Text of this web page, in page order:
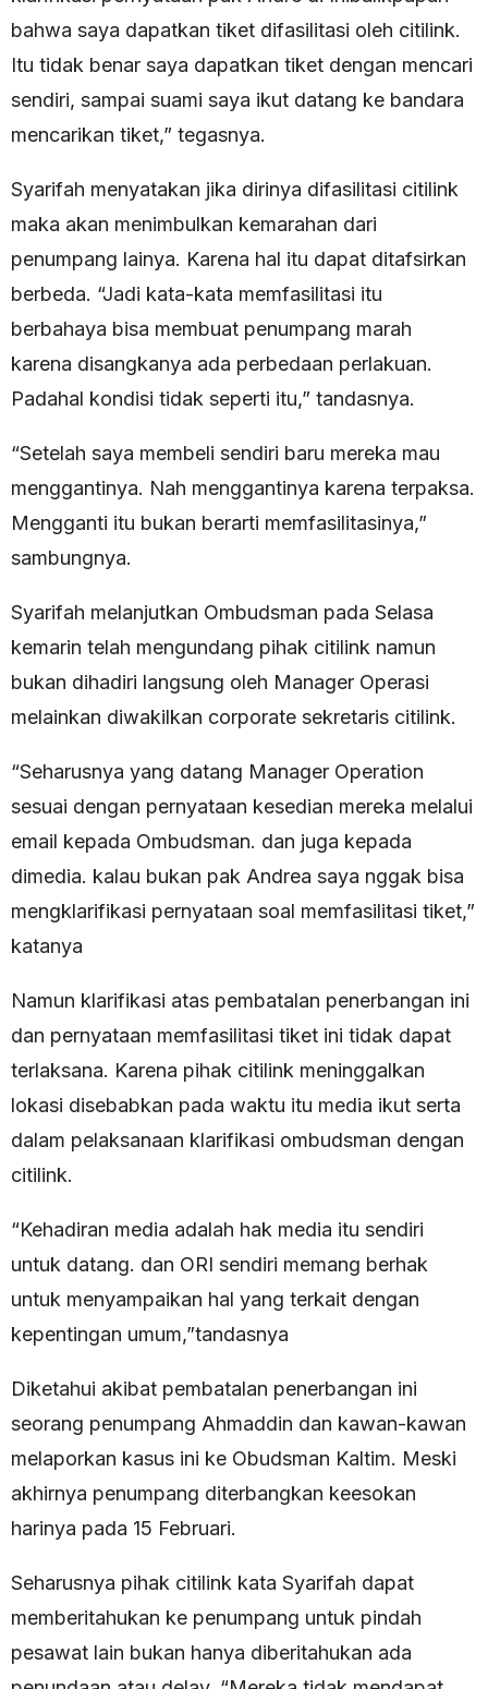
bahwa saya dapatkan tiket difasilitasi oleh citilink.
Itu tidak benar saya dapatkan tiket dengan mencari
sendiri, sampai suami saya ikut datang ke bandara
mencarikan tiket,” tegasnya.
Syarifah menyatakan jika dirinya difasilitasi citilink
maka akan menimbulkan kemarahan dari
penumpang lainya. Karena hal itu dapat ditafsirkan
berbeda. “Jadi kata-kata memfasilitasi itu
berbahaya bisa membuat penumpang marah
karena disangkanya ada perbedaan perlakuan.
Padahal kondisi tidak seperti itu,” tandasnya.
“Setelah saya membeli sendiri baru mereka mau
menggantinya. Nah menggantinya karena terpaksa.
Mengganti itu bukan berarti memfasilitasinya,”
sambungnya.
Syarifah melanjutkan Ombudsman pada Selasa
kemarin telah mengundang pihak citilink namun
bukan dihadiri langsung oleh Manager Operasi
melainkan diwakilkan corporate sekretaris citilink.
“Seharusnya yang datang Manager Operation
sesuai dengan pernyataan kesedian mereka melalui
email kepada Ombudsman. dan juga kepada
dimedia. kalau bukan pak Andrea saya nggak bisa
mengklarifikasi pernyataan soal memfasilitasi tiket,”
katanya
Namun klarifikasi atas pembatalan penerbangan ini
dan pernyataan memfasilitasi tiket ini tidak dapat
terlaksana. Karena pihak citilink meninggalkan
lokasi disebabkan pada waktu itu media ikut serta
dalam pelaksanaan klarifikasi ombudsman dengan
citilink.
“Kehadiran media adalah hak media itu sendiri
untuk datang. dan ORI sendiri memang berhak
untuk menyampaikan hal yang terkait dengan
kepentingan umum,”tandasnya
Diketahui akibat pembatalan penerbangan ini
seorang penumpang Ahmaddin dan kawan-kawan
melaporkan kasus ini ke Obudsman Kaltim. Meski
akhirnya penumpang diterbangkan keesokan
harinya pada 15 Februari.
Seharusnya pihak citilink kata Syarifah dapat
memberitahukan ke penumpang untuk pindah
pesawat lain bukan hanya diberitahukan ada